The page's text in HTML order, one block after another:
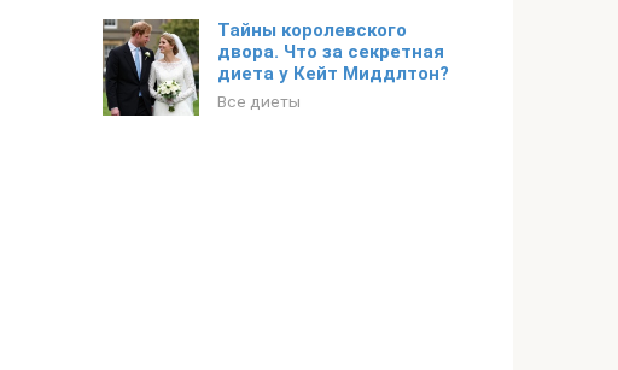
Тайны королевского
двора. Что за секретная
диета у Кейт Миддлтон?
Все диеты